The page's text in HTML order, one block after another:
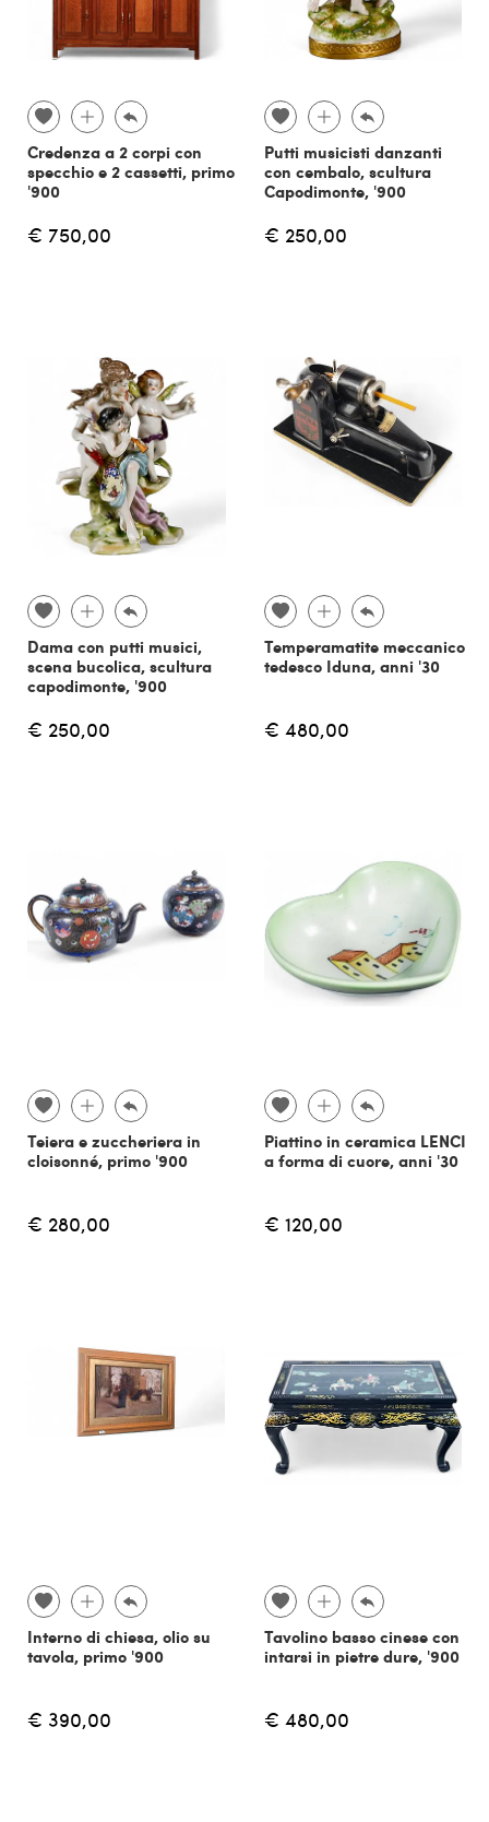
Credenza a 2 corpi con
specchio e 2 cassetti, primo
'900
€ 750,00
Putti musicisti danzanti
con cembalo, scultura
Capodimonte, '900
€ 250,00
Dama con putti musici,
scena bucolica, scultura
capodimonte, '900
€ 250,00
Temperamatite meccanico
tedesco Iduna, anni '30
€ 480,00
Teiera e zuccheriera in
cloisonné, primo '900
€ 280,00
Piattino in ceramica LENCI
a forma di cuore, anni '30
€ 120,00
Interno di chiesa, olio su
tavola, primo '900
€ 390,00
Tavolino basso cinese con
intarsi in pietre dure, '900
€ 480,00